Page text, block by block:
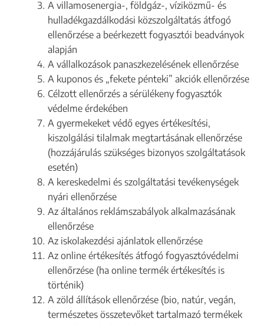
A villamosenergia-, földgáz-, víziközmű- és
hulladékgazdálkodási közszolgáltatás átfogó
ellenőrzése a beérkezett fogyasztói beadványok
alapján
A vállalkozások panaszkezelésének ellenőrzése
A kuponos és „fekete pénteki” akciók ellenőrzése
Célzott ellenőrzés a sérülékeny fogyasztók
védelme érdekében
A gyermekeket védő egyes értékesítési,
kiszolgálási tilalmak megtartásának ellenőrzése
(hozzájárulás szükséges bizonyos szolgáltatások
esetén)
A kereskedelmi és szolgáltatási tevékenységek
nyári ellenőrzése
Az általános reklámszabályok alkalmazásának
ellenőrzése
Az iskolakezdési ajánlatok ellenőrzése
Az online értékesítés átfogó fogyasztóvédelmi
ellenőrzése (ha online termék értékesítés is
történik)
A zöld állítások ellenőrzése (bio, natúr, vegán,
természetes összetevőket tartalmazó termékek